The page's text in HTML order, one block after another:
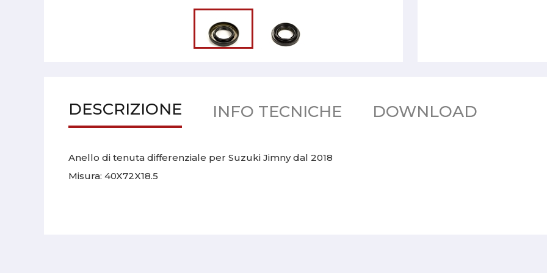
DESCRIZIONE INFO TECNICHE DOWNLOAD
Anello di tenuta differenziale per Suzuki Jimny dal 2018
Misura: 40X72X18.5